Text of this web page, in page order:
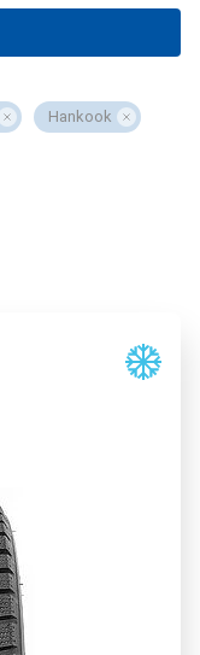
Hankook